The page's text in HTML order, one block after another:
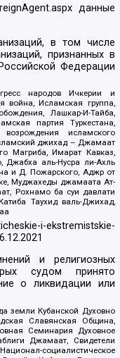
данные
в том числе
признанных в
Федерации
народов Ичкерии и
война, Исламская группа,
Лашкар-И-Тайба,
партия Туркестана,
исламского
джихад – Джамаат
Магриба, Имарат Кавказ,
Джабха аль-Нусра ли-Ахль
и Д. Пожарского, Аджр от
Муджахеды джамаата Ат-
Рохнамо ба суи давлати
Таухид валь-Джихад,
i-ekstremistskie-
и религиозных
судом принято
о ликвидации или
земли Кубанской Духовно
Славянская Община,
Семинария Духовное
Джамаат, Свидетели
социалистическое